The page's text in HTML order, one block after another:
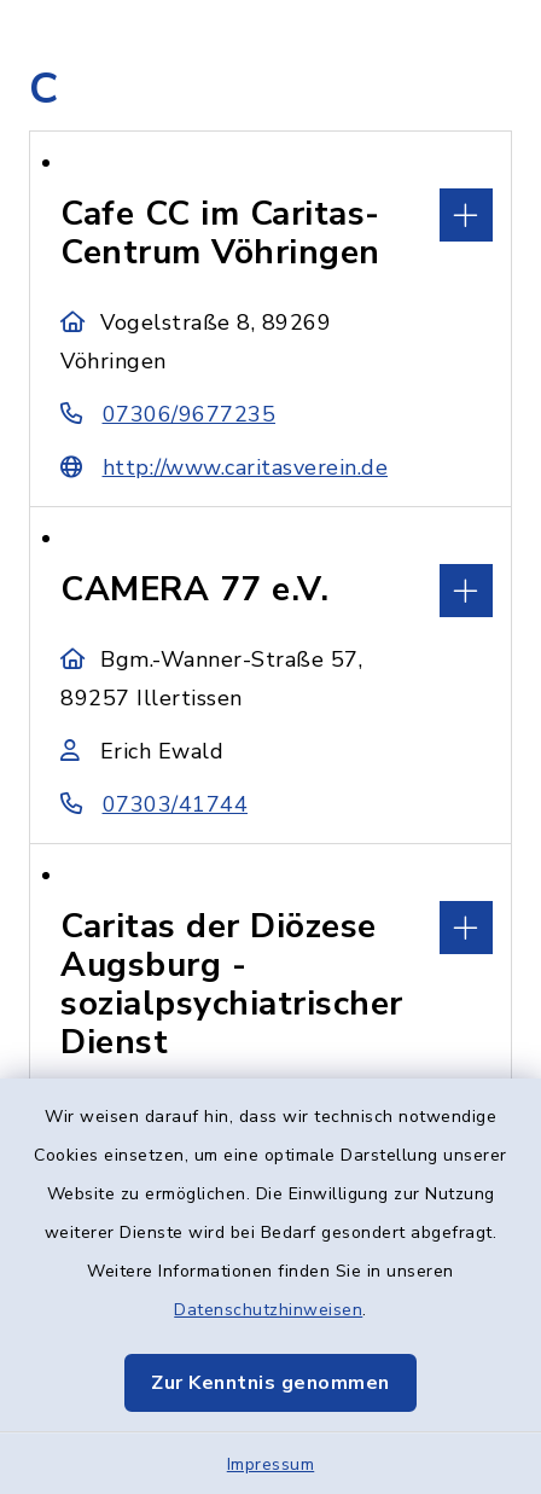
Wir weisen darauf hin, dass wir technisch notwendige
Cookies einsetzen, um eine optimale Darstellung unserer
Website zu ermöglichen. Die Einwilligung zur Nutzung
weiterer Dienste wird bei Bedarf gesondert abgefragt.
Weitere Informationen finden Sie in unseren
Datenschutzhinweisen.
Zur Kenntnis genommen
Impressum
C
Cafe CC im Caritas-
Centrum Vöhringen
Vogelstraße 8, 89269
Vöhringen
07306/9677235
http://www.caritasverein.de
CAMERA 77 e.V.
Bgm.-Wanner-Straße 57,
89257 Illertissen
Erich Ewald
07303/41744
Caritas der Diözese
Augsburg -
sozialpsychiatrischer
Dienst
Heinz-Rühmann-Str. 7,
89231 Neu-Ulm
0731 - 73424
Caritas-Centrum
Vöhringen
Vogelstraße 8, 89269